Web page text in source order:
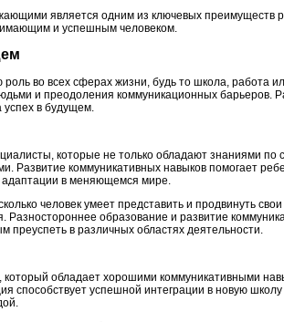
является одним из ключевых преимуществ
и успешным человеком.
во всех сферах жизни, будь то школа, работа
и преодоления коммуникационных барьеров.
в будущем.
которые не только обладают знаниями
Развитие коммуникативных навыков помогает
адаптации в меняющемся мире.
человек умеет представить и продвинуть
образование и развитие
в различных областях деятельности.
обладает хорошими коммуникативными
способствует успешной интеграции в новую